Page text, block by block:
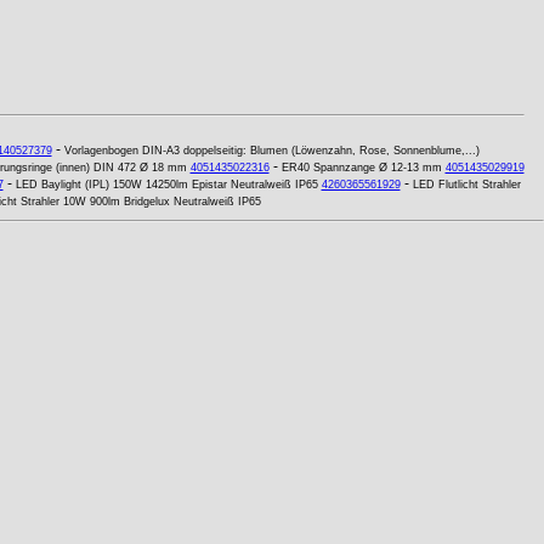
- Vorlagenbogen DIN-A3 doppelseitig: Blumen (Löwenzahn, Rose, Sonnenblume,...)
(innen) DIN 472 Ø 18 mm 4051435022316- ER40 Spannzange Ø 12-13 mm 4051435029919
- LED Baylight (IPL) 150W 14250lm Epistar Neutralweiß IP65 4260365561929- LED Flutlicht Strahler
Strahler 10W 900lm Bridgelux Neutralweiß IP65